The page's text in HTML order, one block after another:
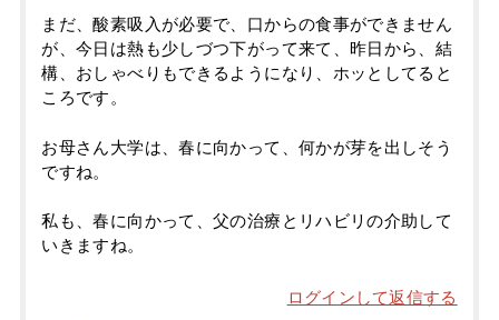
まだ、酸素吸入が必要で、口からの食事ができません
が、今日は熱も少しづつ下がって来て、昨日から、結
構、おしゃべりもできるようになり、ホッとしてると
ころです。
お母さん大学は、春に向かって、何かが芽を出しそう
ですね。
私も、春に向かって、父の治療とリハビリの介助して
いきますね。
ログインして返信する